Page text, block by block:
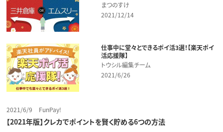
まつのすけ
2021/12/14
仕事中に堂々とできるポイ活3選！【楽天ポイ
活応援隊】
トウシル編集チーム
2021/6/26
2021/6/9 FunPay!
【2021年版】クレカでポイントを賢く貯める6つの方法